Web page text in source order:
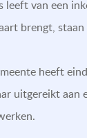
van een
brengt,
heeft
uitgereikt aan